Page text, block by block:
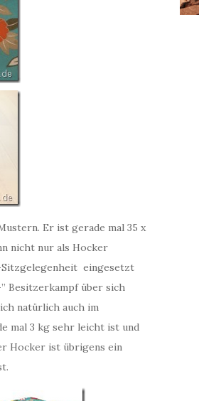
Er ist gerade mal 35 x
nicht nur als Hocker
Sitzgelegenheit eingesetzt
Besitzerkampf über sich
natürlich auch im
mal 3 kg sehr leicht ist und
Hocker ist übrigens ein